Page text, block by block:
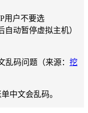
用户不要选
自动暂停虚拟主机）
乱码问题（来源： 挖
中文会乱码。